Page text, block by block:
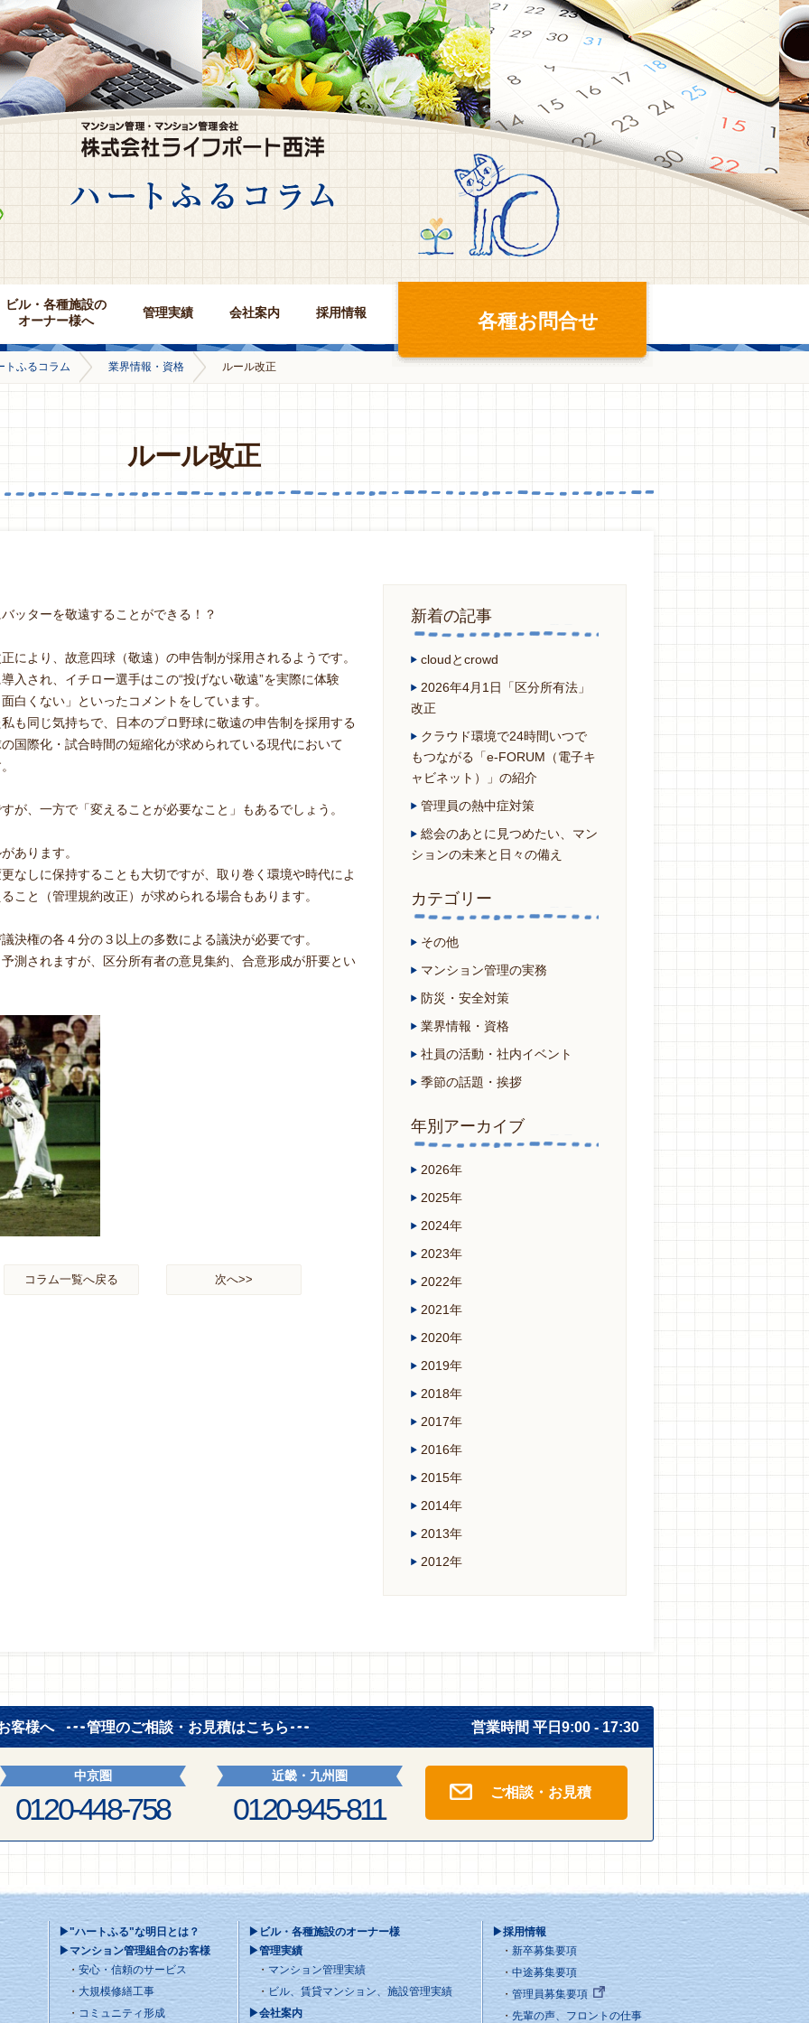
ビル・各種施設の
オーナー様へ
管理実績 会社案内 採用情報 各種お問合せ
トふるコラム 業界情報・資格 ルール改正
ルール改正
ッターを敬遠することができる！？
により、故意四球（敬遠）の申告制が採用されるようです。
入され、イチロー選手はこの“投げない敬遠”を実際に体験
白くない」といったコメントをしています。
も同じ気持ちで、日本のプロ野球に敬遠の申告制を採用する
国際化・試合時間の短縮化が求められている現代において
が、一方で「変えることが必要なこと」もあるでしょう。
あります。
なしに保持することも大切ですが、取り巻く環境や時代によ
こと（管理規約改正）が求められる場合もあります。
決権の各４分の３以上の多数による議決が必要です。
測されますが、区分所有者の意見集約、合意形成が肝要とい
コラム一覧へ戻る 次へ>>
新着の記事
cloudとcrowd
2026年4月1日「区分所有法」
改正
クラウド環境で24時間いつで
もつながる「e-FORUM（電子キ
ャビネット）」の紹介
管理員の熱中症対策
総会のあとに見つめたい、マン
ションの未来と日々の備え
カテゴリー
その他
マンション管理の実務
防災・安全対策
業界情報・資格
社員の活動・社内イベント
季節の話題・挨拶
年別アーカイブ
2026年
2025年
2024年
2023年
2022年
2021年
2020年
2019年
2018年
2017年
2016年
2015年
2014年
2013年
2012年
客様へ 管理のご相談・お見積はこちら 営業時間 平日9:00 - 17:30
中京圏
0120-448-758
近畿・九州圏
0120-945-811 ご相談・お見積
▶"ハートふる"な明日とは？
▶マンション管理組合のお客様
安心・信頼のサービス
大規模修繕工事
コミュニティ形成
▶ビル・各種施設のオーナー様
▶管理実績
マンション管理実績
ビル、賃貸マンション、施設管理実績
▶会社案内
▶採用情報
新卒募集要項
中途募集要項
管理員募集要項
先輩の声、フロントの仕事